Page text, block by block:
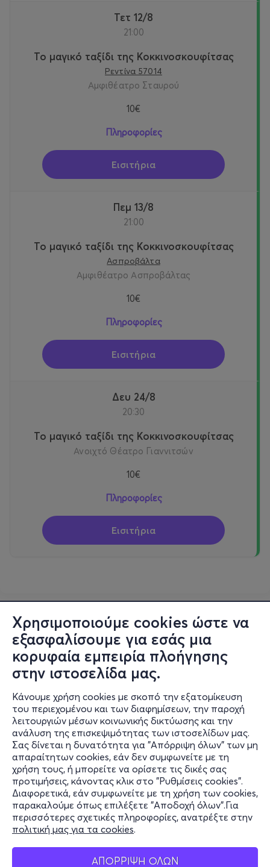
Χρησιμοποιούμε cookies ώστε να
εξασφαλίσουμε για εσάς μια
κορυφαία εμπειρία πλοήγησης
στην ιστοσελίδα μας.
Κάνουμε χρήση cookies με σκοπό την εξατομίκευση
του περιεχομένου και των διαφημίσεων, την παροχή
λειτουργιών μέσων κοινωνικής δικτύωσης και την
ανάλυση της επισκεψιμότητας των ιστοσελίδων μας.
Σας δίνεται η δυνατότητα για "Απόρριψη όλων" των μη
απαραίτητων cookies, εάν δεν συμφωνείτε με τη
χρήση τους, ή μπορείτε να ορίσετε τις δικές σας
προτιμήσεις, κάνοντας κλικ στο "Ρυθμίσεις cookies".
Διαφορετικά, εάν συμφωνείτε με τη χρήση των cookies,
παρακαλούμε όπως επιλέξετε "Αποδοχή όλων".Για
περισσότερες σχετικές πληροφορίες, ανατρέξτε στην
πολιτική μας για τα cookies.
ΑΠΟΡΡΙΨΗ ΟΛΩΝ
Τετ 12/8
21:00
Το μαγικό ταξίδι της Κοκκινοσκουφίτσας
Ρεντίνα 57014
Αμφιθέατρο Σταυρού
10€
Πληροφορίες
Εισιτήρια
Πεμ 13/8
21:00
Το μαγικό ταξίδι της Κοκκινοσκουφίτσας
Ασπροβάλτα
Αμφιθέατρο Ασπροβάλτας
10€
Πληροφορίες
Εισιτήρια
Δευ 24/8
20:30
Το μαγικό ταξίδι της Κοκκινοσκουφίτσας
Ανοιχτό Θέατρο Γιαννιτσών
10€
Πληροφορίες
Εισιτήρια
Πληροφορίες
Υποστήριξη
Stay Connected
Mobile app